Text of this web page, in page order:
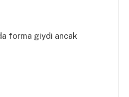
forma giydi ancak